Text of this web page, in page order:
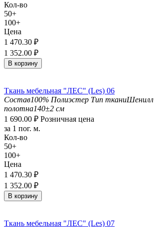
Кол-во
50+
100+
Цена
1 470.30 ₽
1 352.00 ₽
В корзину
Ткань мебельная "ЛЕС" (Les) 06
Состав100% Полиэстер Тип тканиШенилл
полотна140±2 см
1 690.00 ₽ Розничная цена
за 1 пог. м.
Кол-во
50+
100+
Цена
1 470.30 ₽
1 352.00 ₽
В корзину
Ткань мебельная "ЛЕС" (Les) 07